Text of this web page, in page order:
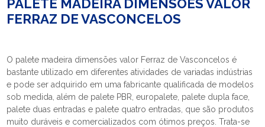
PALETE MADEIRA DIMENSÕES VALOR
FERRAZ DE VASCONCELOS
O palete madeira dimensões valor Ferraz de Vasconcelos é
bastante utilizado em diferentes atividades de variadas indústrias
e pode ser adquirido em uma fabricante qualificada de modelos
sob medida, além de palete PBR, europalete, palete dupla face,
palete duas entradas e palete quatro entradas, que são produtos
muito duráveis e comercializados com ótimos preços. Trata-se